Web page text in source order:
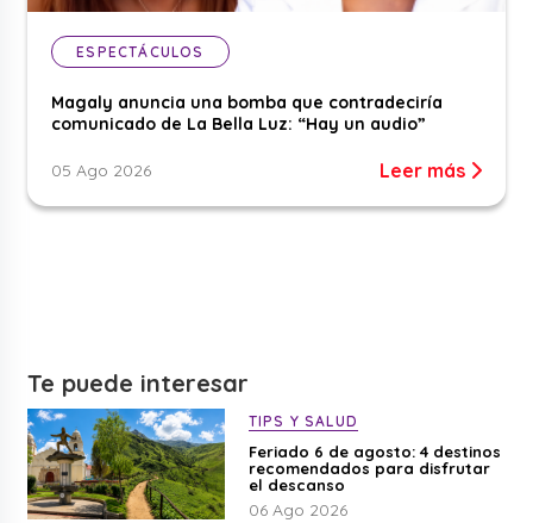
ESPECTÁCULOS
Magaly anuncia una bomba que contradeciría
comunicado de La Bella Luz: “Hay un audio”
05 Ago 2026 Leer más
Te puede interesar
TIPS Y SALUD
Feriado 6 de agosto: 4 destinos
recomendados para disfrutar
el descanso
06 Ago 2026